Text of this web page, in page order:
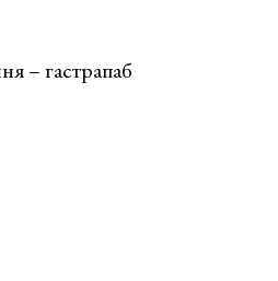
– гастрапаб